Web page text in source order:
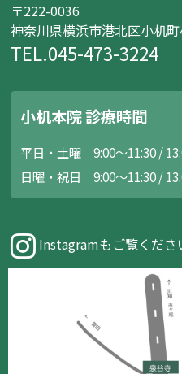
〒222-0036
神奈川県横浜市港北区小机
TEL.045-473-3224
小机本院 診療時間
平日・土曜 9:00～11:30 /
日曜・祝日 9:00～11:30 /
Instagramもご覧くださ